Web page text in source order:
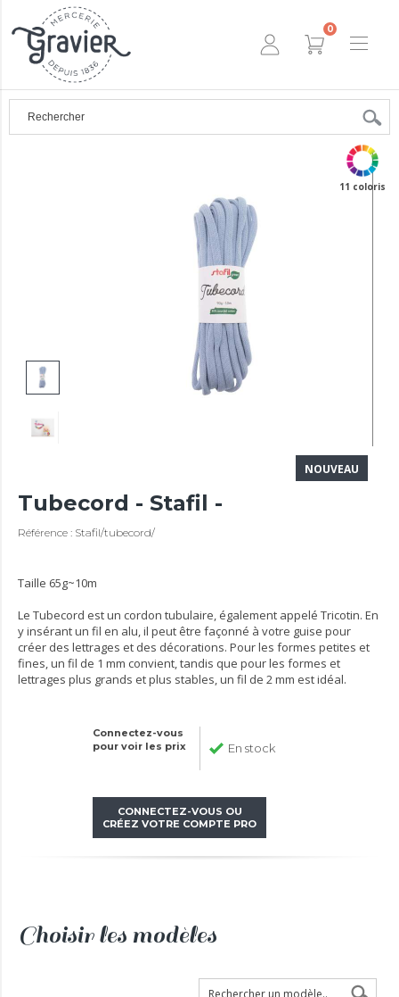
0
11 coloris
NOUVEAU
Tubecord - Stafil -
Référence : Stafil/tubecord/
Taille 65g~10m
Le Tubecord est un cordon tubulaire, également appelé Tricotin. En
y insérant un fil en alu, il peut être façonné à votre guise pour
créer des lettrages et des décorations. Pour les formes petites et
fines, un fil de 1 mm convient, tandis que pour les formes et
lettrages plus grands et plus stables, un fil de 2 mm est idéal.
Connectez-vous
pour voir les prix
En stock
CONNECTEZ-VOUS OU
CRÉEZ VOTRE COMPTE PRO
Choisir les modèles